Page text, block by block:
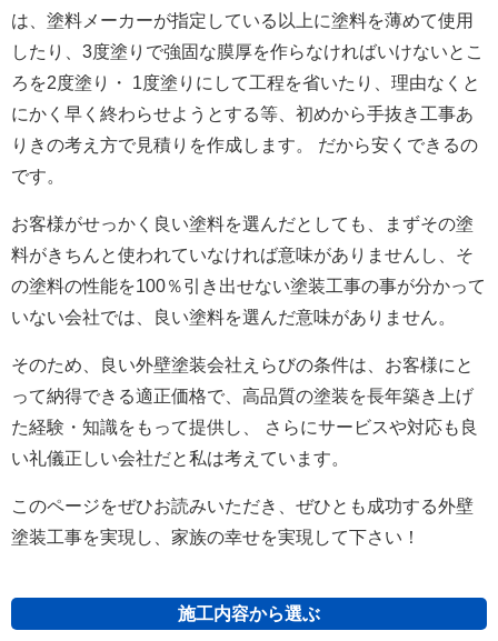
は、塗料メーカーが指定している以上に塗料を薄めて使用
したり、3度塗りで強固な膜厚を作らなければいけないとこ
ろを2度塗り・ 1度塗りにして工程を省いたり、理由なくと
にかく早く終わらせようとする等、初めから手抜き工事あ
りきの考え方で見積りを作成します。 だから安くできるの
です。
お客様がせっかく良い塗料を選んだとしても、まずその塗
料がきちんと使われていなければ意味がありませんし、そ
の塗料の性能を100％引き出せない塗装工事の事が分かって
いない会社では、良い塗料を選んだ意味がありません。
そのため、良い外壁塗装会社えらびの条件は、お客様にと
って納得できる適正価格で、高品質の塗装を長年築き上げ
た経験・知識をもって提供し、 さらにサービスや対応も良
い礼儀正しい会社だと私は考えています。
このページをぜひお読みいただき、ぜひとも成功する外壁
塗装工事を実現し、家族の幸せを実現して下さい！
施工内容から選ぶ